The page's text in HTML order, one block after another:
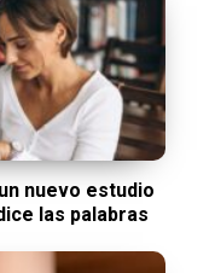
nuevo estudio
las palabras